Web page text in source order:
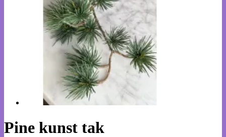
Pine kunst tak